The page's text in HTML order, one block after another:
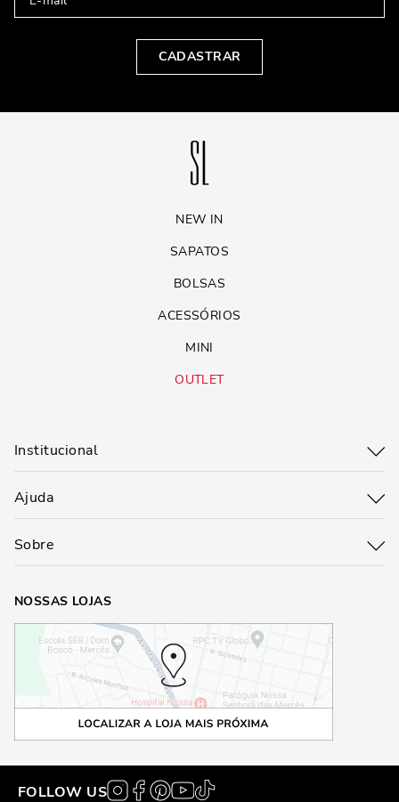
CADASTRAR
NEW IN
SAPATOS
BOLSAS
ACESSÓRIOS
MINI
OUTLET
Institucional
Ajuda
Sobre
NOSSAS LOJAS
FOLLOW US